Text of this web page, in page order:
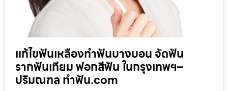
แก้ไขฟันเหลืองทำฟันบางบอน จัดฟัน
รากฟันเทียม ฟอกสีฟัน ในกรุงเทพฯ–
ปริมณฑล ทำฟัน.com